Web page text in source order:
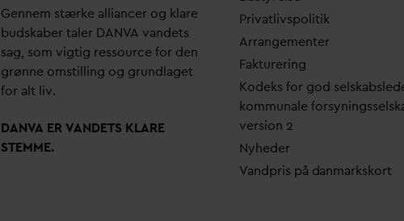
Gennem stærke alliancer og klare
budskaber taler DANVA vandets
sag, som vigtig ressource for den
grønne omstilling og grundlaget
for alt liv.
DANVA ERVANDETS KLARE
STEMME.
Privatlivspolitik
Arrangementer
Fakturering
Kodeks for god
kommunale
version 2
Nyheder
Vandpris på danmarkskort